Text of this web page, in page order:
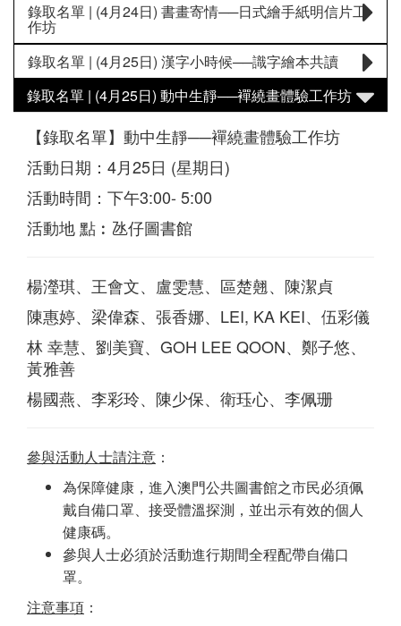
錄取名單 | (4月24日) 書畫寄情──日式繪手紙明信片工
作坊
錄取名單 | (4月25日) 漢字小時候──識字繪本共讀
錄取名單 | (4月25日) 動中生靜──襌繞畫體驗工作坊
【錄取名單】動中生靜──襌繞畫體驗工作坊
活動日期：4月25日 (星期日)
活動時間：下午3:00- 5:00
活動地 點︰氹仔圖書館
楊瀅琪、王會文、盧雯慧、區楚翹、陳潔貞
陳惠婷、梁偉森、張香娜、LEI, KA KEI、伍彩儀
林 幸慧、劉美寶、GOH LEE QOON、鄭子悠、
黃雅善
楊國燕、李彩玲、陳少保、衛珏心、李佩珊
參與活動人士請注意 ：
為保障健康，進入澳門公共圖書館之市民必須佩
戴自備口罩、接受體溫探測，並出示有效的個人
健康碼。
參與人士必須於活動進行期間全程配帶自備口
罩。
注意事項 ：